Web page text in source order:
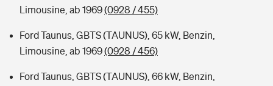
Limousine, ab 1969(0928 / 455)
Ford Taunus, GBTS (TAUNUS), 65 kW, Benzin,
Limousine, ab 1969(0928 / 456)
Ford Taunus, GBTS (TAUNUS), 66 kW, Benzin,